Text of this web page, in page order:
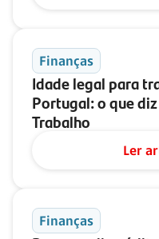
Finanças
Idade legal para
Portugal: o que
Trabalho
Ler
Finanças